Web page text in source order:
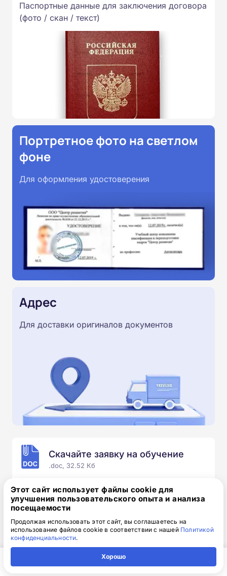
Паспортные данные для заключения договора
(фото / скан / текст)
Портретное фото на светлом
фоне
Для оформления удостоверения
Адрес
Для доставки оригиналов документов
Скачайте заявку на обучение
.doc, 32.52 Кб
Скачайте шаблон, заполните и отправьте по
электронной почтеinfo@1-academy.ru.
Обязательно укажите контактный номер телефон.
Наш специалист свяжется с вами и утонит все
детали.
Этот сайт использует файлы cookie для
улучшения пользовательского опыта и анализа
посещаемости
Продолжая использовать этот сайт, вы соглашаетесь на
использование файлов cookie в соответствии с нашей Политикой
конфиденциальности.
Хорошо